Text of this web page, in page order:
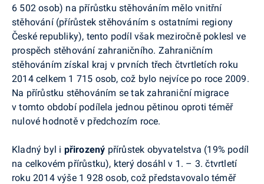
6 502 osob) na přírůstku stěhováním mělo vnitřní
stěhování (přírůstek stěhováním s ostatními regiony
České republiky), tento podíl však meziročně poklesl ve
prospěch stěhování zahraničního. Zahraničním
stěhováním získal kraj v prvních třech čtvrtletích roku
2014 celkem 1 715 osob, což bylo nejvíce po roce 2009.
Na přírůstku stěhováním se tak zahraniční migrace
v tomto období podílela jednou pětinou oproti téměř
nulové hodnotě v předchozím roce.
Kladný byl i přirozený přírůstek obyvatelstva (19% podíl
na celkovém přírůstku), který dosáhl v 1. – 3. čtvrtletí
roku 2014 výše 1 928 osob, což představovalo téměř